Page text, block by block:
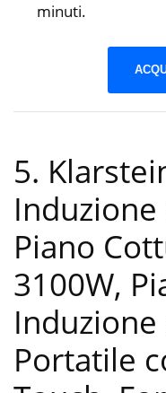
minuti.
5.
Induzione
Piano
3100W,
Induzione
Portatile